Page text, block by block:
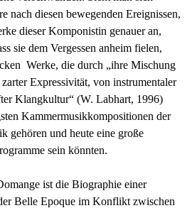
nach diesen bewegenden Ereignissen,
dieser Komponistin genauer an,
sie dem Vergessen anheim fielen,
Werke, die durch „ihre Mischung
Expressivität, von instrumentaler
Klangkultur“ (W. Labhart, 1996)
Kammermusikkompositionen der
gehören und heute eine große
sein könnten.
ist die Biographie einer
Belle Epoque im Konflikt zwischen